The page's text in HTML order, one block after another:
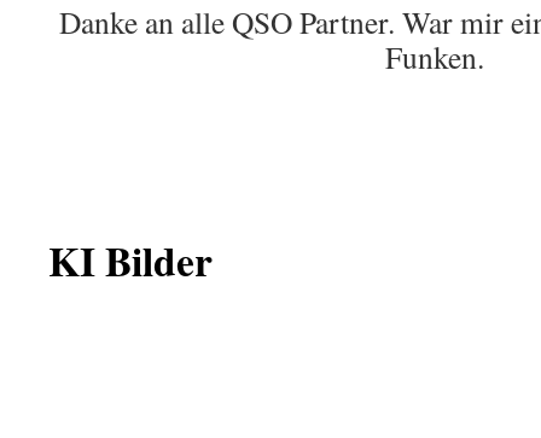
Danke an alle QSO Partner. War mir
Funken.
KI Bilder